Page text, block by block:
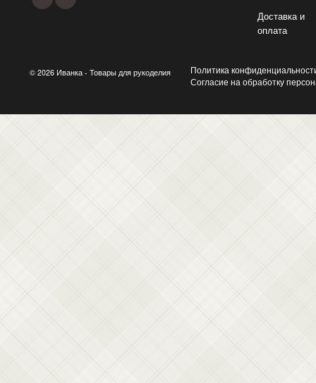
Доставка и
оплата
© 2026 Иванка - Товары для рукоделия
Политика
Согласие на обработку